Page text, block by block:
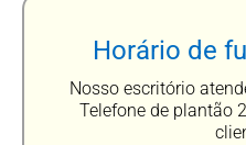
Horário de
Nosso escritório
Telefone de plantão